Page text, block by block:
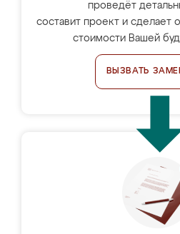
проведёт
составит проект и сделает
стоимости Вашей
ВЫЗВАТЬ